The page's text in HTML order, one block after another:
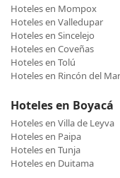
Hoteles en Mompox
Hoteles en Valledupar
Hoteles en Sincelejo
Hoteles en Coveñas
Hoteles en Tolú
Hoteles en Rincón del Mar
Hoteles en Boyacá
Hoteles en Villa de Leyva
Hoteles en Paipa
Hoteles en Tunja
Hoteles en Duitama